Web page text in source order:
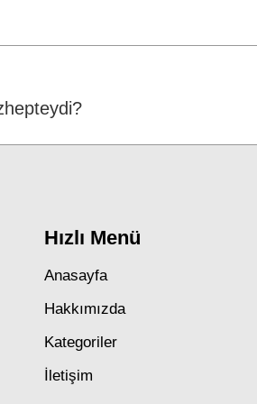
Hızlı Menü
Anasayfa
Hakkımızda
Kategoriler
İletişim